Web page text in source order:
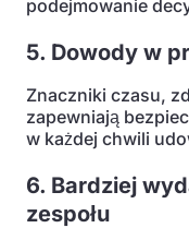
podejmowanie
5. Dowody w
Znaczniki czasu,
zapewniają
w każdej chwili
6. Bardziej
zespołu